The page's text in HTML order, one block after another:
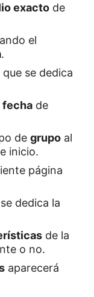
exacto de
el
.
que se dedica
fecha de
de grupo al
inicio.
página
dedica la
de la
o no.
aparecerá